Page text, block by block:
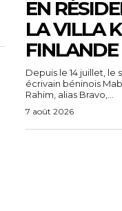
EN
LA VILLA
FINLANDE
Depuis le 14 juillet, le
écrivain béninois
Rahim, alias Bravo,...
7 août 2026